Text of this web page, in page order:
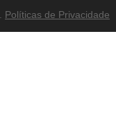
Políticas de Privacidade